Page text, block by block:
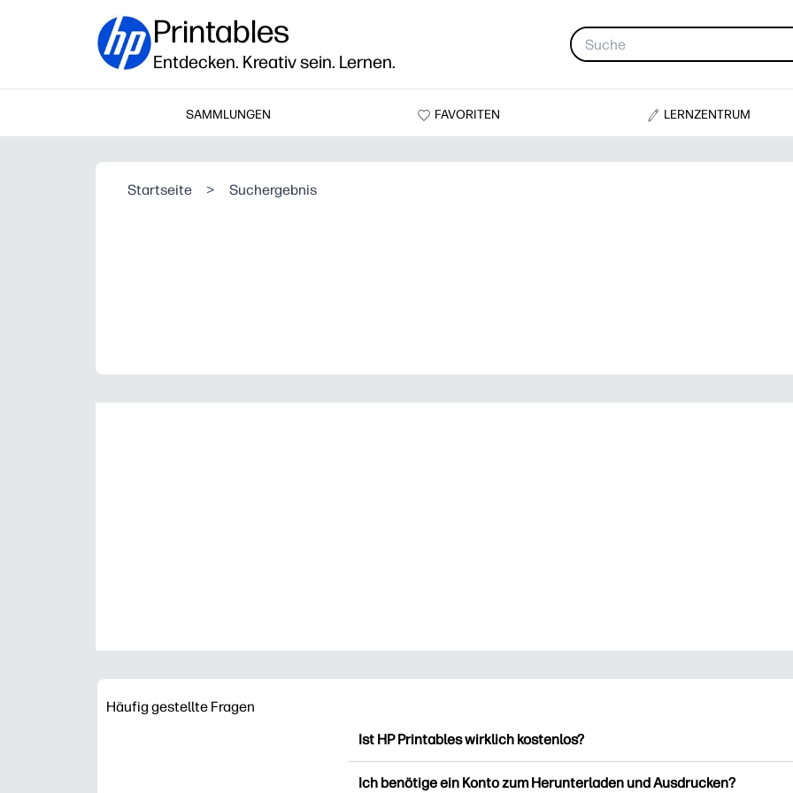
Printables
Entdecken. Kreativ sein. Lernen.
SAMMLUNGEN FAVORITEN LERNZENTRUM
Startseite > Suchergebnis
Häufig gestellte Fragen
Ist HP Printables wirklich kostenlos?
Ich benötige ein Konto zum Herunterladen und Ausdrucken?